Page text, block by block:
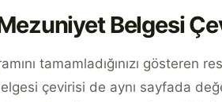
Belgesi
tamamladığınızı gösteren
çevirisi de aynı sayfada